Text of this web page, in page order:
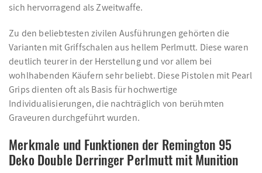
sich hervorragend als Zweitwaffe.
Zu den beliebtesten zivilen Ausführungen gehörten die
Varianten mit Griffschalen aus hellem Perlmutt. Diese waren
deutlich teurer in der Herstellung und vor allem bei
wohlhabenden Käufern sehr beliebt. Diese Pistolen mit Pearl
Grips dienten oft als Basis für hochwertige
Individualisierungen, die nachträglich von berühmten
Graveuren durchgeführt wurden.
Merkmale und Funktionen der Remington 95
Deko Double Derringer Perlmutt mit Munition